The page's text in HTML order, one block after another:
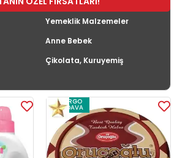
Yemeklik Malzemeler
Anne Bebek
Çikolata, Kuruyemiş
KARGO
BEDAVA